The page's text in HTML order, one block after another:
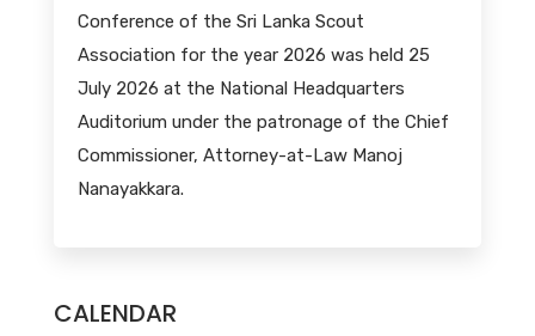
Conference of the Sri Lanka Scout
Association for the year 2026 was held 25
July 2026 at the National Headquarters
Auditorium under the patronage of the Chief
Commissioner, Attorney-at-Law Manoj
Nanayakkara.
CALENDAR